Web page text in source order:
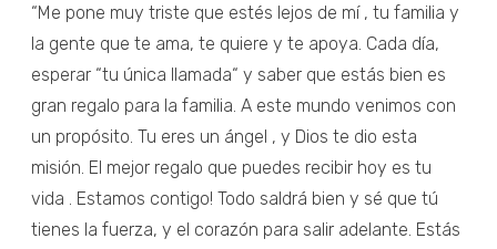
“Me pone muy triste que estés lejos de mí , tu familia y
la gente que te ama, te quiere y te apoya. Cada día,
esperar “tu única llamada“ y saber que estás bien es
gran regalo para la familia. A este mundo venimos con
un propósito. Tu eres un ángel , y Dios te dio esta
misión. El mejor regalo que puedes recibir hoy es tu
vida . Estamos contigo! Todo saldrá bien y sé que tú
tienes la fuerza, y el corazón para salir adelante. Estás